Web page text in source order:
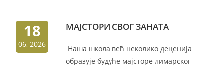
18
06, 2026
МАЈСТОРИ СВОГ ЗАНАТА
Наша школа већ неколико деценија
образује будуће мајсторе лимарског